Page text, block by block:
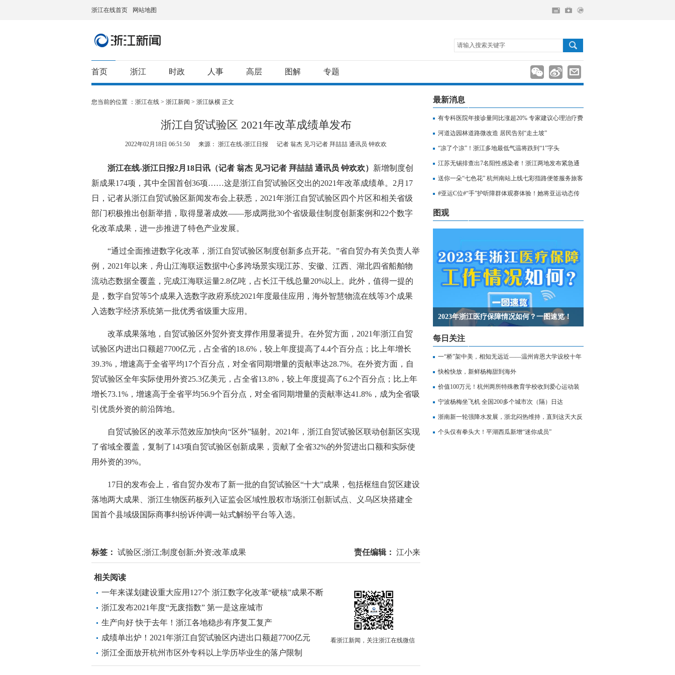
浙江在线首页 网站地图
请输入搜索关键字
首页 浙江 时政 人事 高层 图解 专题
您当前的位置 ： 浙江在线 > 浙江新闻 > 浙江纵横 正文
浙江自贸试验区 2021年改革成绩单发布
2022年02月18日 06:51:50 来源： 浙江在线-浙江日报 记者 翁杰 见习记者 拜喆喆 通讯员 钟欢欢
浙江在线-浙江日报2月18日讯（记者 翁杰 见习记者 拜喆喆 通讯员 钟欢欢） 新增制度创
新成果174项，其中全国首创36项……这是浙江自贸试验区交出的2021年改革成绩单。2月17
日，记者从浙江自贸试验区新闻发布会上获悉，2021年浙江自贸试验区四个片区和相关省级
部门积极推出创新举措，取得显著成效——形成两批30个省级最佳制度创新案例和22个数字
化改革成果，进一步推进了特色产业发展。
“通过全面推进数字化改革，浙江自贸试验区制度创新多点开花。”省自贸办有关负责人举
例，2021年以来，舟山江海联运数据中心多跨场景实现江苏、安徽、江西、湖北四省船舶物
流动态数据全覆盖，完成江海联运量2.8亿吨，占长江干线总量20%以上。此外，值得一提的
是，数字自贸等5个成果入选数字政府系统2021年度最佳应用，海外智慧物流在线等3个成果
入选数字经济系统第一批优秀省级重大应用。
改革成果落地，自贸试验区外贸外资支撑作用显著提升。在外贸方面，2021年浙江自贸
试验区内进出口额超7700亿元，占全省的18.6%，较上年度提高了4.4个百分点；比上年增长
39.3%，增速高于全省平均17个百分点，对全省同期增量的贡献率达28.7%。在外资方面，自
贸试验区全年实际使用外资25.3亿美元，占全省13.8%，较上年度提高了6.2个百分点；比上年
增长73.1%，增速高于全省平均56.9个百分点，对全省同期增量的贡献率达41.8%，成为全省吸
引优质外资的前沿阵地。
自贸试验区的改革示范效应加快向“区外”辐射。2021年，浙江自贸试验区联动创新区实现
了省域全覆盖，复制了143项自贸试验区创新成果，贡献了全省32%的外贸进出口额和实际使
用外资的39%。
17日的发布会上，省自贸办发布了新一批的自贸试验区“十大”成果，包括枢纽自贸区建设
落地两大成果、浙江生物医药板列入证监会区域性股权市场浙江创新试点、义乌区块搭建全
国首个县域级国际商事纠纷诉仲调一站式解纷平台等入选。
标签： 试验区;浙江;制度创新;外资;改革成果 责任编辑： 江小来
看浙江新闻，关注浙江在线微信
相关阅读
一年来谋划建设重大应用127个 浙江数字化改革“硬核”成果不断
涌现
浙江发布2021年度“无废指数” 第一是这座城市
生产向好 快于去年！浙江各地稳步有序复工复产
成绩单出炉！2021年浙江自贸试验区内进出口额超7700亿元
浙江全面放开杭州市区外专科以上学历毕业生的落户限制
最新消息
有专科医院年接诊量同比涨超20% 专家建议心理治疗费
用纳入医保
河道边园林道路微改造 居民告别“走土坡”
“凉了个凉”！浙江多地最低气温将跌到“1”字头
江苏无锡排查出7名阳性感染者！浙江两地发布紧急通
知，相关人员请立即报备
送你一朵“七色花” 杭州南站上线七彩指路便签服务旅客
出行
#亚运C位#“手”护听障群体观赛体验！她将亚运动态传
至无声世界
图观
2023年浙江医疗保障情况如何？一图速览！
每日关注
一“桥”架中美，相知无远近——温州肯恩大学设校十年
记
快检快放，新鲜杨梅甜到海外
价值100万元！杭州两所特殊教育学校收到爱心运动装
备
宁波杨梅坐飞机 全国200多个城市次（隔）日达
浙南新一轮强降水发展，浙北闷热维持，直到这天大反
转
个头仅有拳头大！平湖西瓜新增“迷你成员”